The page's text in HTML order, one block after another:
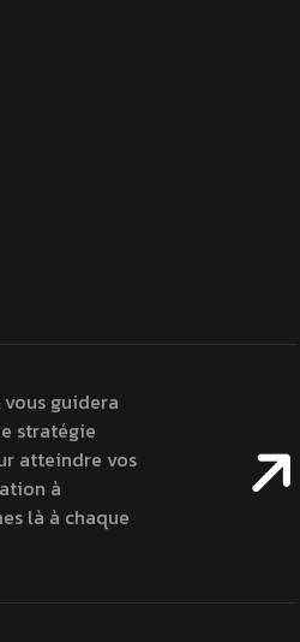
guidera
stratégie
atteindre vos
à
là à chaque